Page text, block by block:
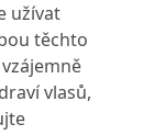
užívat
těchto
vlasů,